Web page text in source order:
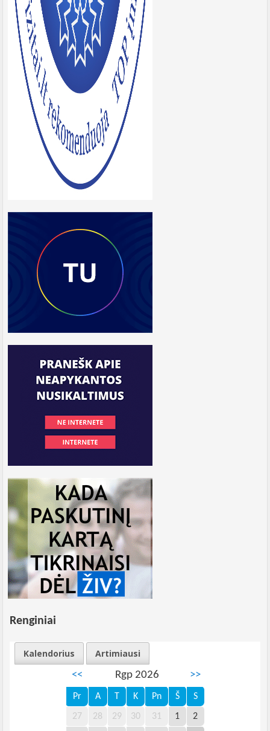
Renginiai
Kalendorius
Artimiausi
<<
Rgp 2026 >>
Pr A T K Pn Š S
27 28 29 30 31 1 2